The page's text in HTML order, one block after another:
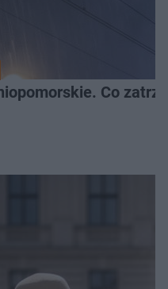
Co